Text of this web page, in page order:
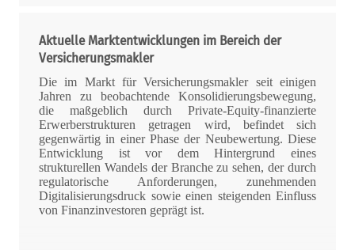
Aktuelle Marktentwicklungen im Bereich der
Versicherungsmakler
Die im Markt für Versicherungsmakler seit einigen
Jahren zu beobachtende Konsolidierungsbewegung,
die maßgeblich durch Private-Equity-finanzierte
Erwerberstrukturen getragen wird, befindet sich
gegenwärtig in einer Phase der Neubewertung. Diese
Entwicklung ist vor dem Hintergrund eines
strukturellen Wandels der Branche zu sehen, der durch
regulatorische Anforderungen, zunehmenden
Digitalisierungsdruck sowie einen steigenden Einfluss
von Finanzinvestoren geprägt ist.